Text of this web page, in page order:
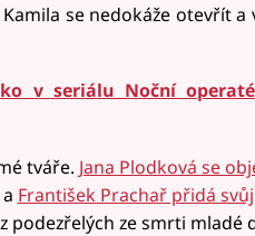
se nedokáže otevřít a
v seriálu Noční
tváře. Jana Plodková se
František Prachař přidá svůj
podezřelých ze smrti mladé